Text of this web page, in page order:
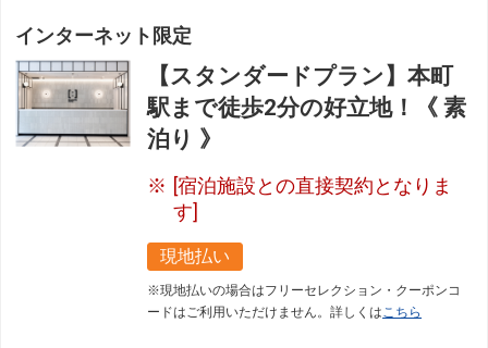
インターネット限定
【スタンダードプラン】本町
駅まで徒歩2分の好立地！《 素
泊り 》
[宿泊施設との直接契約となりま
す]
現地払い
※現地払いの場合はフリーセレクション・クーポンコ
ードはご利用いただけません。詳しくはこちら